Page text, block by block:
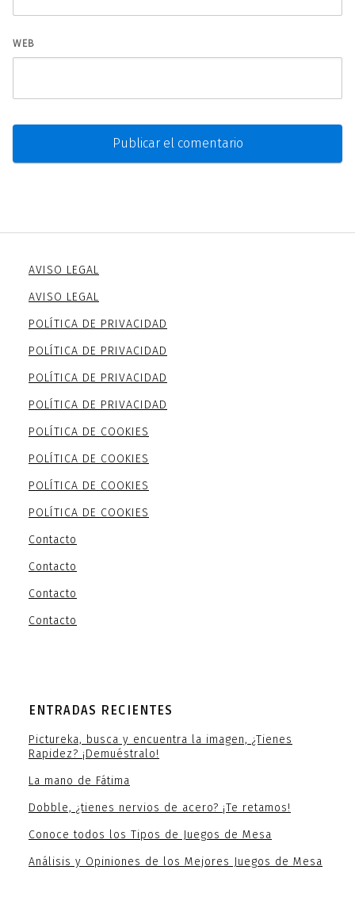
WEB
AVISO LEGAL
AVISO LEGAL
POLÍTICA DE PRIVACIDAD
POLÍTICA DE PRIVACIDAD
POLÍTICA DE PRIVACIDAD
POLÍTICA DE PRIVACIDAD
POLÍTICA DE COOKIES
POLÍTICA DE COOKIES
POLÍTICA DE COOKIES
POLÍTICA DE COOKIES
Contacto
Contacto
Contacto
Contacto
ENTRADAS RECIENTES
Pictureka, busca y encuentra la imagen, ¿Tienes
Rapidez? ¡Demuéstralo!
La mano de Fátima
Dobble, ¿tienes nervios de acero? ¡Te retamos!
Conoce todos los Tipos de Juegos de Mesa
Análisis y Opiniones de los Mejores Juegos de Mesa